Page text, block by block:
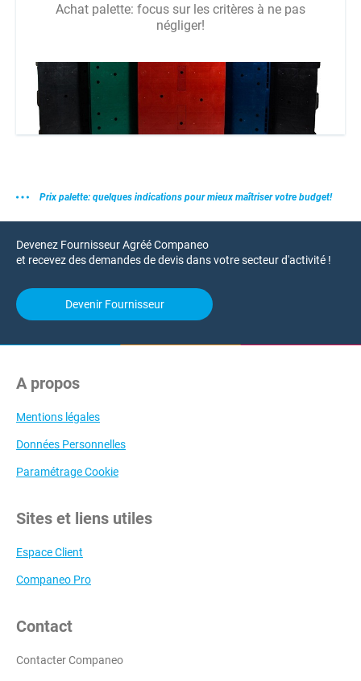
Achat palette: focus sur les critères à ne pas
négliger!
Prix palette: quelques indications pour mieux maîtriser votre budget!
Devenez Fournisseur Agréé Companeo
et recevez des demandes de devis dans votre secteur d'activité !
Devenir Fournisseur
A propos
Mentions légales
Données Personnelles
Paramétrage Cookie
Sites et liens utiles
Espace Client
Companeo Pro
Contact
Contacter Companeo